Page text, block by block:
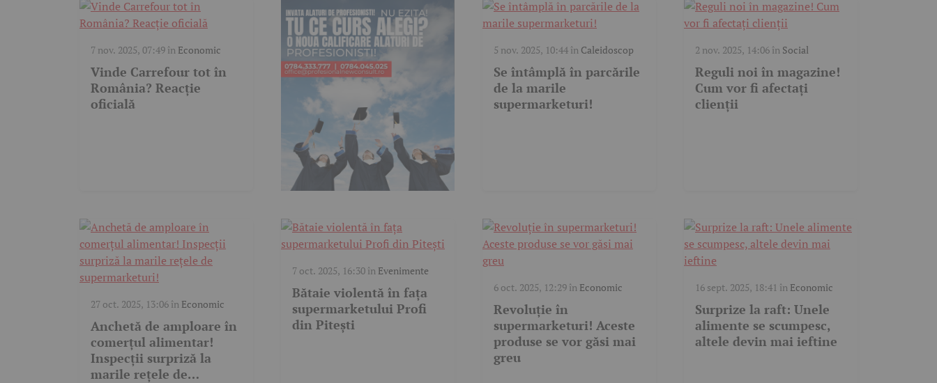
7 nov. 2025, 07:49 în Economic
Vinde Carrefour tot în
România? Reacție
oficială
5 nov. 2025, 10:44 în Caleidoscop
Se întâmplă în parcările
de la marile
supermarketuri!
2 nov. 2025, 14:06 în Social
Reguli noi în magazine!
Cum vor fi afectați
clienții
27 oct. 2025, 13:06 în Economic
Anchetă de amploare în
comerțul alimentar!
Inspecții surpriză la
marile rețele de
7 oct. 2025, 16:30 în Evenimente
Bătaie violentă în fața
supermarketului Profi
din Pitești
6 oct. 2025, 12:29 în Economic
Revoluție în
supermarketuri! Aceste
produse se vor găsi mai
greu
16 sept. 2025, 18:41 în Economic
Surprize la raft: Unele
alimente se scumpesc,
altele devin mai ieftine